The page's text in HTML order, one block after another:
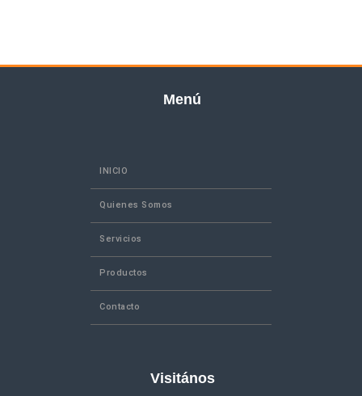
Menú
INICIO
Quienes Somos
Servicios
Productos
Contacto
Visitános